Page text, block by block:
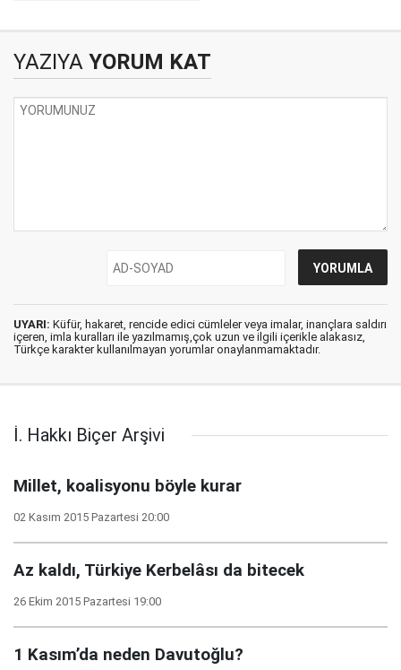
YAZIYA YORUM KAT
UYARI: Küfür, hakaret, rencide edici cümleler veya imalar, inançlara saldırı
içeren, imla kuralları ile yazılmamış,çok uzun ve ilgili içerikle alakasız,
Türkçe karakter kullanılmayan yorumlar onaylanmamaktadır.
İ. Hakkı Biçer Arşivi
Millet, koalisyonu böyle kurar
02 Kasım 2015 Pazartesi 20:00
Az kaldı, Türkiye Kerbelâsı da bitecek
26 Ekim 2015 Pazartesi 19:00
1 Kasım’da neden Davutoğlu?